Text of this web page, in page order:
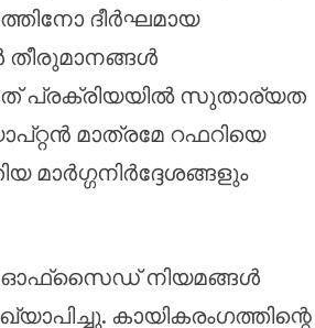
ദീർഘമായ
തീരുമാനങ്ങൾ
പ്രക്രിയയിൽ സുതാര്യത
മാത്രമേ റഫറിയെ
ഓഫ്‌സൈഡ് നിയമങ്ങൾ
കായികരംഗത്തിന്റെ